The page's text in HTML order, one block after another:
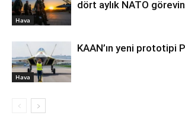
Hava
dört aylık NATO
Hava
KAAN’ın yeni prototipi